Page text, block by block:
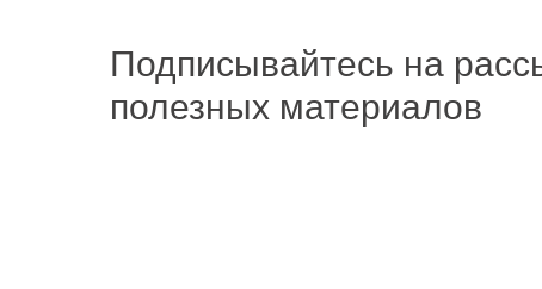
Подписывайтесь на
полезных материалов